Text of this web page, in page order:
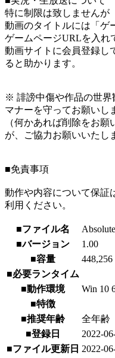
特に制限は致しませんが
動画のタイトルには「ゲ
ゲームページURLを入れ
動画サイトに会員登録し
ると助かります。
※ 誹謗中傷や作品の世界
マナーを守ってお願いし
（何かあれば削除をお
が、ご協力お願いいたし
■免責事項
動作や内容について保証
利用ください。
■ファイル名
■バージョン
1.00
■容量
■必要ランタイム
■動作環境
Win 10
■特徴
■推奨年齢
全年齢
■登録日
2022-
■ファイル更新日 2022-